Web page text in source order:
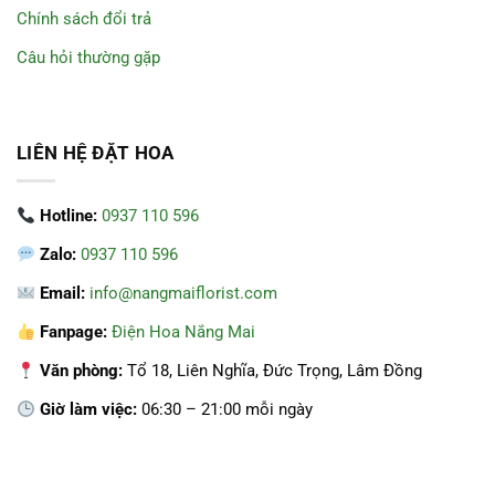
Chính sách đổi trả
Câu hỏi thường gặp
LIÊN HỆ ĐẶT HOA
Hotline: 0937 110 596
Zalo: 0937 110 596
Email: info@nangmaiflorist.com
Fanpage: Điện Hoa Nắng Mai
Văn phòng: Tổ 18, Liên Nghĩa, Đức Trọng, Lâm Đồng
Giờ làm việc: 06:30 – 21:00 mỗi ngày